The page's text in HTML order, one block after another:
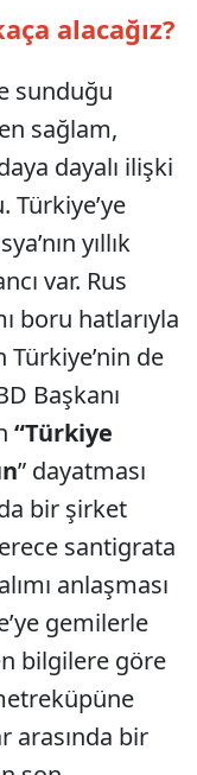
alacağız?
sunduğu
sağlam,
dayalı ilişki
Türkiye’ye
yıllık
var. Rus
boru hatlarıyla
de
Başkanı
“Türkiye
” dayatması
bir şirket
santigrata
anlaşması
gemilerle
bilgilere göre
arasında bir